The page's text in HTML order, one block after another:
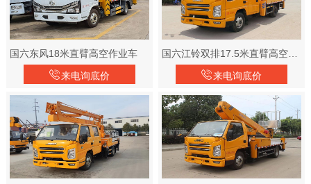
国六东风18米直臂高空作业车
来电询底价
来电询底价